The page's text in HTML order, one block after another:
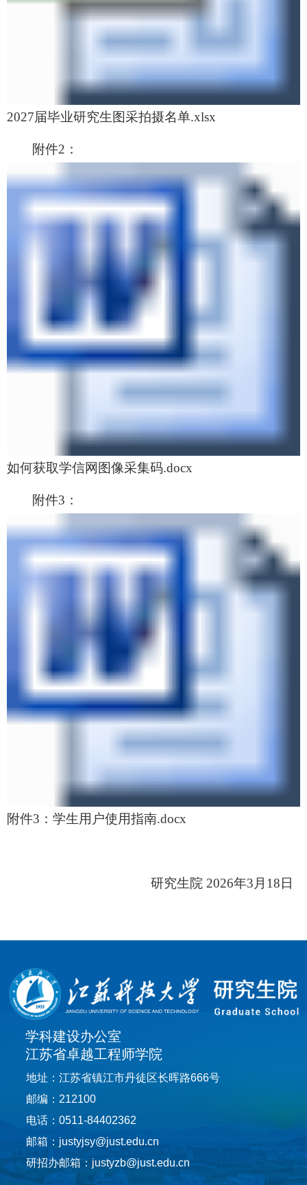
2027届毕业研究生图采拍摄名单.xlsx
附件2：
如何获取学信网图像采集码.docx
附件3：
附件3：学生用户使用指南.docx
研究生院 2026年3月18 日
学科建设办公室
江苏省卓越工程师学院
地址：江苏省镇江市丹徒区长晖路666号
邮编：212100
电话：0511-84402362
邮箱：justyjsy@just.edu.cn
研招办邮箱：justyzb@just.edu.cn